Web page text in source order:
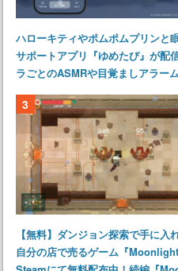
ハローキティやポムポムプリンと
サポートアプリ『ゆめたび』が配
ラごとのASMRや目覚ましアラー
3
【無料】ダンジョン探索で手に入
自分の店で売るゲーム『